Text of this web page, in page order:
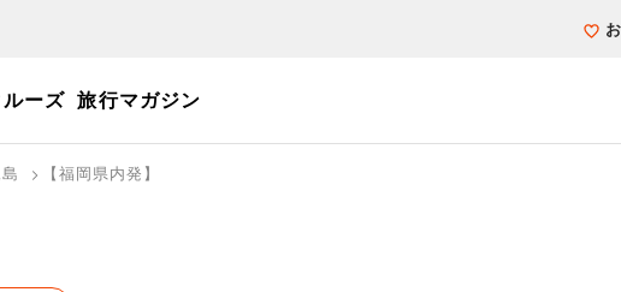
ルーズ 旅行マガジン
【福岡県内発】